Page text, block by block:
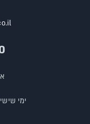
א'-
ימי שישי